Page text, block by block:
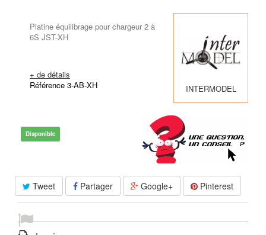
Platine équilibrage pour chargeur 2 à
6S JST-XH
+ de détails
Référence 3-AB-XH
INTERMODEL
Disponible
Tweet Partager Google+ Pinterest